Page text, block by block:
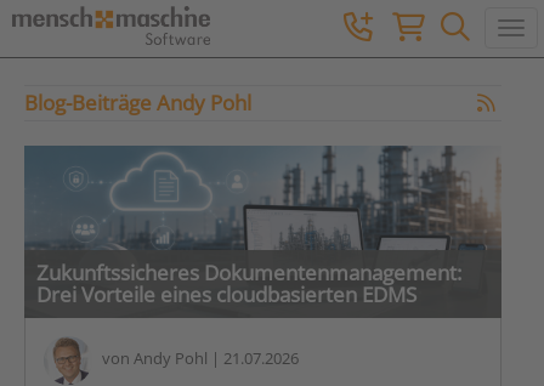
Blog-Beiträge Andy Pohl
Zukunftssicheres Dokumentenmanagement:
Drei Vorteile eines cloudbasierten EDMS
von Andy Pohl | 21.07.2026